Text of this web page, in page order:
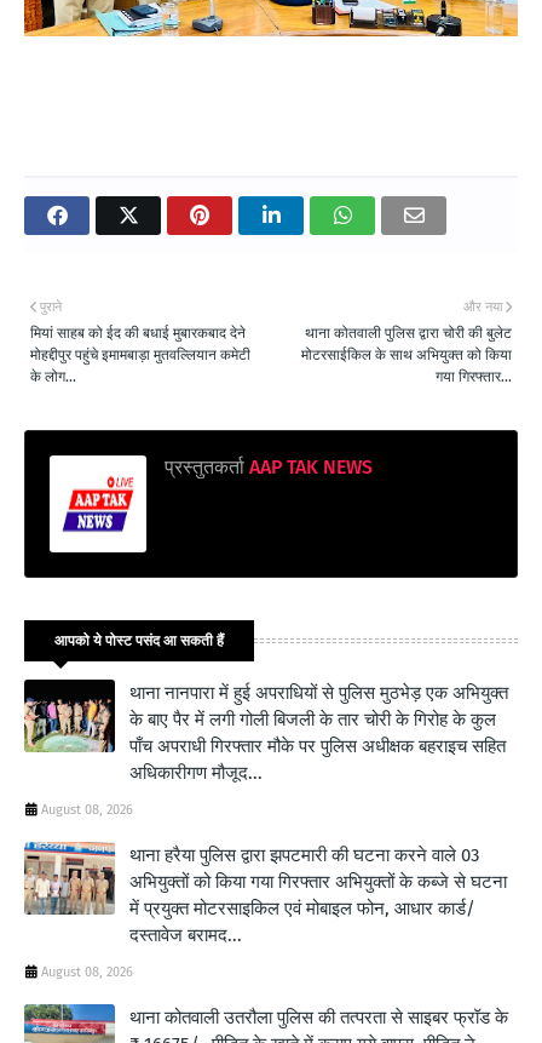
और नया
थाना कोतवाली पुलिस द्वारा चोरी की बुलेट
मोटरसाईकिल के साथ अभियुक्त को किया
गया गिरफ्तार...
पुराने
मियां साहब को ईद की बधाई मुबारकबाद देने
मोहद्दीपुर पहुंचे इमामबाड़ा मुतवल्लियान कमेटी
के लोग...
प्रस्तुतकर्ता AAP TAK NEWS
आपको ये पोस्ट पसंद आ सकती हैं
थाना नानपारा में हुई अपराधियों से पुलिस मुठभेड़ एक अभियुक्त
के बाए पैर में लगी गोली बिजली के तार चोरी के गिरोह के कुल
पाँच अपराधी गिरफ्तार मौके पर पुलिस अधीक्षक बहराइच सहित
अधिकारीगण मौजूद...
August 08, 2026
थाना हरैया पुलिस द्वारा झपटमारी की घटना करने वाले 03
अभियुक्तों को किया गया गिरफ्तार अभियुक्तों के कब्जे से घटना
में प्रयुक्त मोटरसाइकिल एवं मोबाइल फोन, आधार कार्ड/
दस्तावेज बरामद...
August 08, 2026
थाना कोतवाली उतरौला पुलिस की तत्परता से साइबर फ्रॉड के